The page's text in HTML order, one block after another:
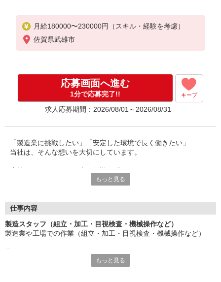
月給180000〜230000円（スキル・経験を考慮）
佐賀県武雄市
応募画面へ進む
1分で応募完了!! キープ
求人応募期間：2026/08/01～2026/08/31
「製造業に挑戦したい」「安定した環境で長く働きたい」
当社は、そんな想いを大切にしています。
約束を守ること、きちんと連絡をすること、前向きに仕事へ取り
また、勤務時間やシフトなど柔軟に対応いただける方は、ご紹介
長く働きたい――
製造業で正社員としてキャリアを築きたい方、ぜひご応募くださ
もっと見る
仕事内容
製造スタッフ（組立・加工・目視検査・機械操作など）
製造業や工場での作業（組立・加工・目視検査・機械操作など）
製品に不備がないか目視チェックもっと見る